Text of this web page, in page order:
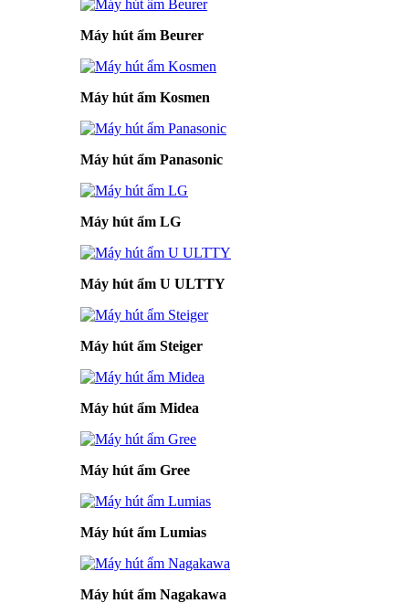
Máy hút ẩm Beurer
Máy hút ẩm Kosmen
Máy hút ẩm Panasonic
Máy hút ẩm LG
Máy hút ẩm U ULTTY
Máy hút ẩm Steiger
Máy hút ẩm Midea
Máy hút ẩm Gree
Máy hút ẩm Lumias
Máy hút ẩm Nagakawa